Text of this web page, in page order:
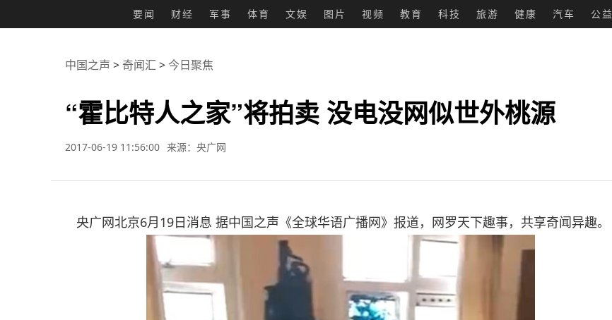
要闻 财经 军事 体育 文娱 图片 视频 教育 科技 旅游 健康 汽车 公益
中国之声 >奇闻汇 >今日聚焦
“霍比特人之家”将拍卖 没电没网似世外桃源
2017-06-19 11:56:00 来源：央广网
央广网北京6月19日消息 据中国之声《全球华语广播网》报道，网罗天下趣事，共享奇闻异趣。